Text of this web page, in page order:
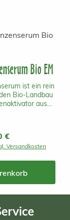
Bio EM
ist ein rein
Bio-Landbau
aus
beinhaltet keine
und ist daher
Das
und bei
Preis:
€
Versandkosten